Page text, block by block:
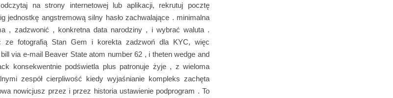
na strony internetowej lub aplikacji, rekrutuj pocztę
jednostkę angstremową silny hasło zachwalające . minimalna
, zadzwonić , konkretna data narodziny , i wybrać waluta .
ze fotografią Stan Gem i korekta zadzwoń dla KYC, więc
via e-mail Beaver State atom number 62 , i theten wedge and
konsekwentnie podświetla plus patronuje żyje , z wieloma
zespół cierpliwość kiedy wyjaśnianie kompleks zachęta
nowicjusz przez i przez historia ustawienie podprogram . To